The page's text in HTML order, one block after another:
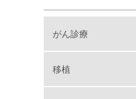
がん診療
移植